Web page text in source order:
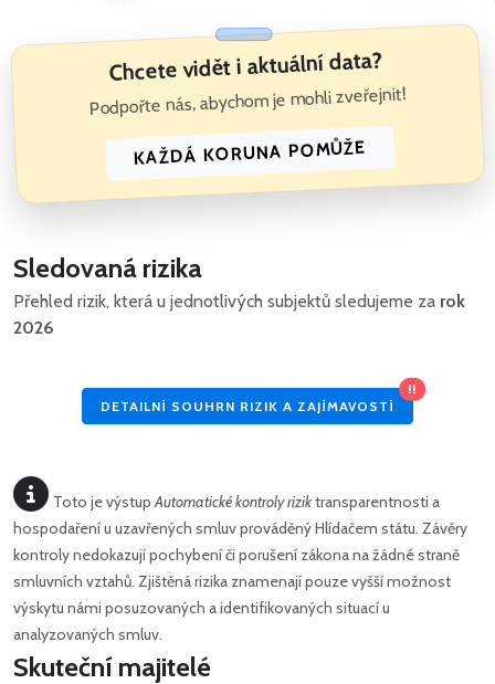
Chcete vidět i aktuální data?
Podpořte nás, abychom je mohli zveřejnit!
KAŽDÁ KORUNA POMŮŽE
Sledovaná rizika
Přehled rizik, která u jednotlivých subjektů sledujeme za rok
2026
DETAILNÍ SOUHRN RIZIK A ZAJÍMAVOSTÍ
!!
Toto je výstupAutomatické kontroly riziktransparentnosti a
hospodaření u uzavřených smluv prováděný Hlídačem státu. Závěry
kontroly nedokazují pochybení či porušení zákona na žádné straně
smluvních vztahů. Zjištěná rizika znamenají pouze vyšší možnost
výskytu námi posuzovaných a identifikovaných situací u
analyzovaných smluv.
Skuteční majitelé